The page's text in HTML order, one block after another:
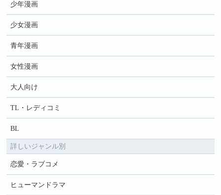
少年漫画
少女漫画
青年漫画
女性漫画
大人向け
TL・レディコミ
BL
詳しいジャンル別
恋愛・ラブコメ
ヒューマンドラマ